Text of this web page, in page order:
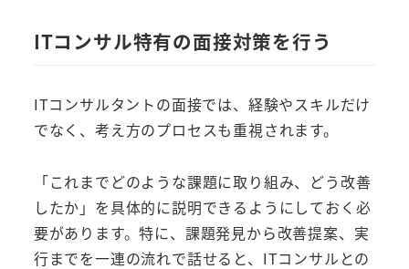
ITコンサル特有の面接対策を行う
ITコンサルタントの面接では、経験やスキルだけ
でなく、考え方のプロセスも重視されます。
「これまでどのような課題に取り組み、どう改善
したか」を具体的に説明できるようにしておく必
要があります。特に、課題発見から改善提案、実
行までを一連の流れで話せると、ITコンサルとの